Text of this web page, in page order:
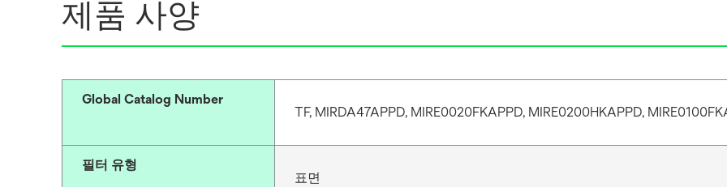
제품 사양
Global Catalog Number
TF, MIRDA47APPD, MIRE0020FKAPPD, MIRE0200HKAPPD,
필터 유형
표면